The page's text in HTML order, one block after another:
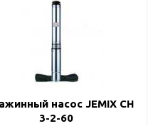
насос JEMIX CH
3-2-60